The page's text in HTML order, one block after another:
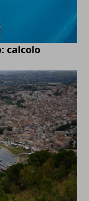
calcolo